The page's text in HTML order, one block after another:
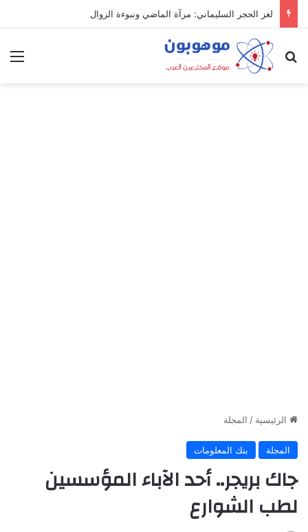
لغز الحجر السليماني: مرآة الماضي ونبوءة الزوال
بحث عن
الرئيسية / المجلة
المجلة بنك المعلومات
جاك بريجر.. أحد الآباء المؤسسين
لطب الشوارع